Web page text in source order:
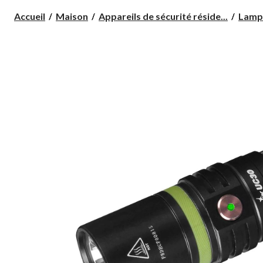
Accueil Maison Appareils de sécurité réside...